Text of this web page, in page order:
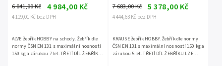
4 119,01 Kč bez DPH
6 041,00 Kč 4 984,00 Kč
ALVE žebřík HOBBY na schody. Žebřík dle
normy ČSN EN 131 s maximální nosností
150 kg a zárukou 7 let. TŘETÍ DÍL ŽEBŘÍKU
4 444,63 Kč bez DPH
7 683,00 Kč 5 378,00 Kč
KRAUSE žebřík HOBBY. Žebřík dle normy
ČSN EN 131 s maximální nosností 150 kg a
zárukou 5 let. TŘETÍ DÍL ŽEBŘÍKU LZE